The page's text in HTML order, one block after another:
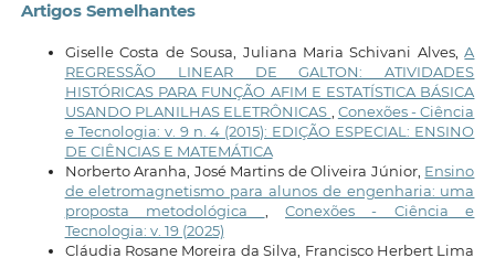
Artigos Semelhantes
Giselle Costa de Sousa, Juliana Maria Schivani Alves,A
REGRESSÃO LINEAR DE GALTON: ATIVIDADES
HISTÓRICAS PARA FUNÇÃO AFIM E ESTATÍSTICA BÁSICA
USANDO PLANILHAS ELETRÔNICAS
Conexões - Ciência
e Tecnologia: v. 9 n. 4 (2015): EDIÇÃO ESPECIAL: ENSINO
DE CIÊNCIAS E MATEMÁTICA
Norberto Aranha, José Martins de Oliveira Júnior, Ensino
de eletromagnetismo para alunos de engenharia: uma
proposta metodológica
,Conexões - Ciência e
Tecnologia: v. 19 (2025)
Cláudia Rosane Moreira da Silva, Francisco Herbert Lima